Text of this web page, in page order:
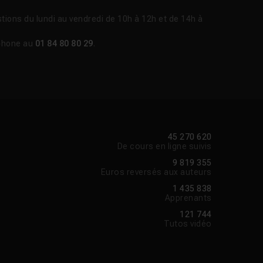
du lundi au vendredi de 10h à 12h et de 14h à
au 01 84 80 80 29.
45 270 620
De cours en ligne suivis
9 819 355
Euros reversés aux auteurs
1 435 838
Apprenants
121 744
Tutos vidéo